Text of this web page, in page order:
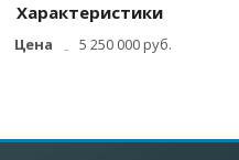
Характеристики
Цена 5 250 000 руб.